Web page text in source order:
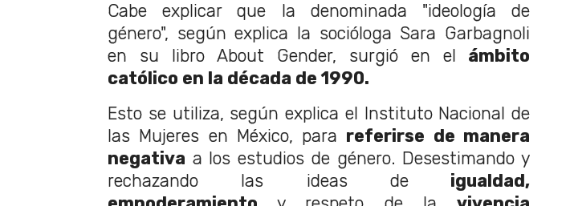
Cabe explicar que la denominada "ideología de
género", según explica la socióloga Sara Garbagnoli
en su libro About Gender, surgió en el ámbito
católico en la década de 1990.
Esto se utiliza, según explica el Instituto Nacional de
las Mujeres en México, para referirse de manera
negativa a los estudios de género. Desestimando y
rechazando las ideas deigualdad,